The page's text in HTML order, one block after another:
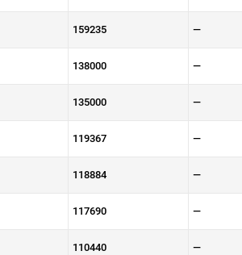
159235 —
138000 —
135000 —
119367 —
118884 —
117690 —
110440 —